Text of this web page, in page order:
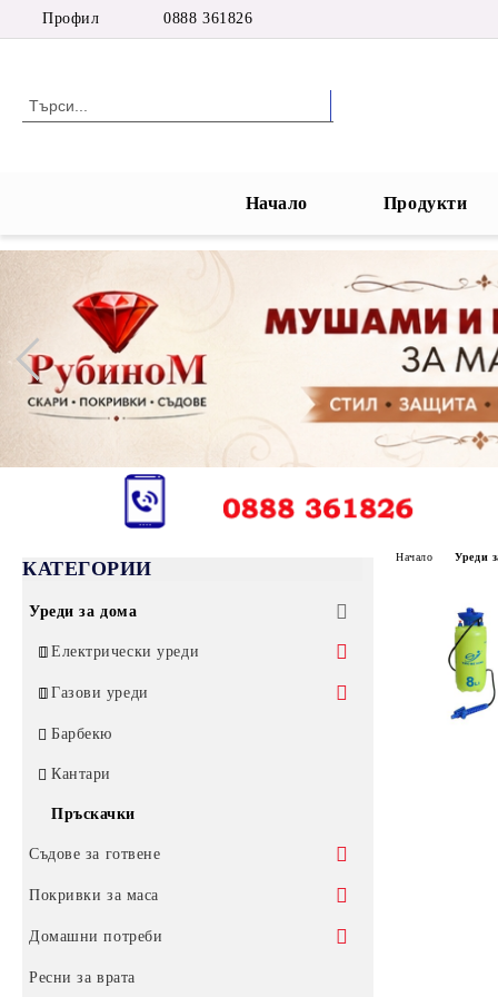
Профил 0888 361826
Начало Продукти
КАТЕГОРИИ
Уреди за дома
Електрически уреди
Електрически скари
Готварски печки
Електрически кани
Тостери и сандвич преси
Бързовари
Сокоизтисквачки
Газови уреди
Газови котлони без защита
Газови котлони за открито
Други газови изделия
Барбекю
Кантари
Пръскачки
Съдове за готвене
Тенджери
Неръждаеми тенджери
Тенджери "България" кафеви
Керамични и гранитни тенджери
Тигани
Касероли
Покривки за маса
Покривки от плат
Покривки за маса от полиестер
Мушама за маса
Домашни потреби
Домакински прибори
Ресни за врата
Начало Уреди